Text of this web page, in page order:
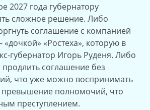
2027 года губернатору
сложное решение. Либо
соглашение с компанией
«Ростеха», которую в
губернатор Игорь Руденя. Либо
соглашение без
что уже можно воспринимать
превышение полномочий, что
преступлением.